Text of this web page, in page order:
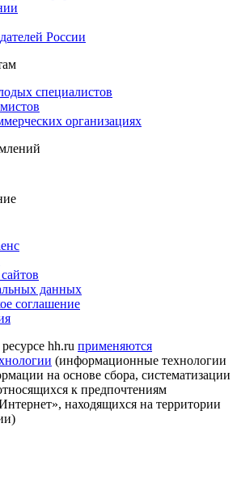
России
специалистов
организациях
данных
соглашение
hh.ru применяются
(информационные технологии
на основе сбора, систематизации
к предпочтениям
находящихся на территории